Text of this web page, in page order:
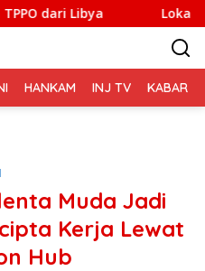
Lokakarya Regional
HANKAM INJ TV KABAR
Muda Jadi
Kerja Lewat
Hub